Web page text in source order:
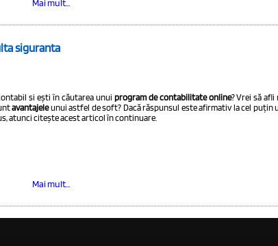
Mai mult...
siguranta
si ești în căutarea unui program de contabilitate online? Vrei să afli
avantajeleunui astfel de soft? Dacă răspunsul este afirmativ la cel puțin
atunci citește acest articol în continuare.
Mai mult...